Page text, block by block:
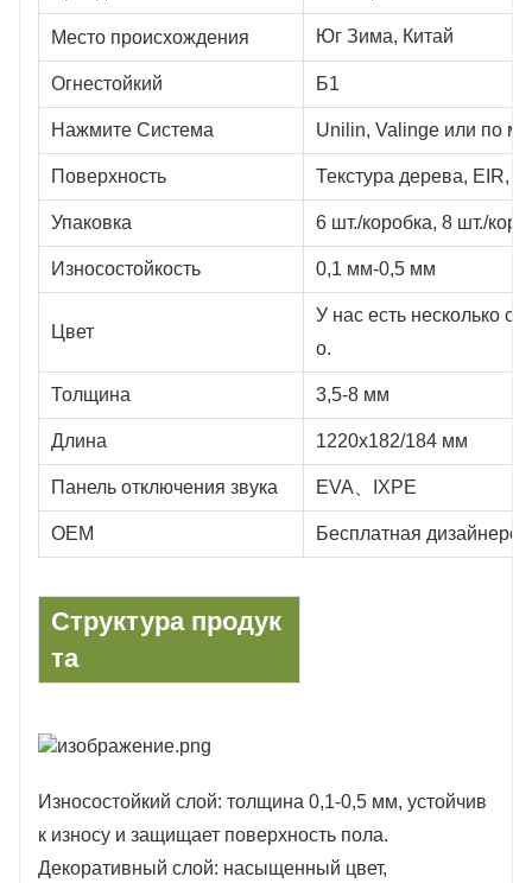
Место происхождения Юг Зима, Китай
Огнестойкий Б1
Нажмите Система Unilin, Valinge или по
Поверхность Текстура дерева, EIR,
Упаковка 6 шт./коробка, 8 шт./
Износостойкость 0,1 мм-0,5 мм
Цвет
У нас есть несколько
о.
Толщина 3,5-8 мм
Длина 1220x182/184 мм
Панель отключения звука EVA、IXPE
OEM Бесплатная
Структура продук
та
Износостойкий слой: толщина 0,1-0,5 мм, устойчив
к износу и защищает поверхность пола.
Декоративный слой: насыщенный цвет,